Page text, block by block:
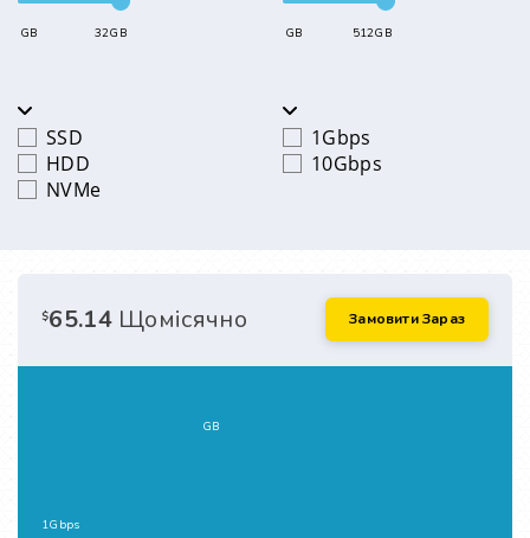
GB 32GB GB 512GB
SSD
HDD
NVMe
1Gbps
10Gbps
$65.14 Щомісячно Замовити Зараз
GB
1Gbps